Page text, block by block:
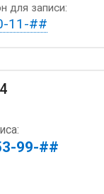
для записи:
11-##
99-##